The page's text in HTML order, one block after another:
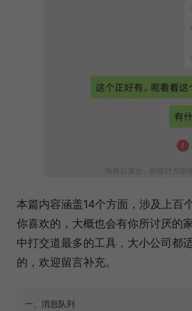
本篇内容涵盖14个方面，涉及上百
你喜欢的，大概也会有你所讨厌的
中打交道最多的工具，大小公司都
的，欢迎留言补充。
一、消息队列